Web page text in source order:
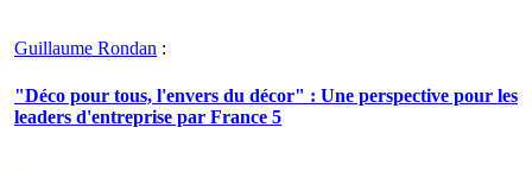
Guillaume Rondan :
"Déco pour tous, l'envers du décor" : Une perspective pour les
leaders d'entreprise par France 5